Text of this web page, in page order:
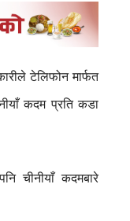
टेलिफोन मार्फत
कदम प्रति कडा
चीनीयाँ कदमबारे